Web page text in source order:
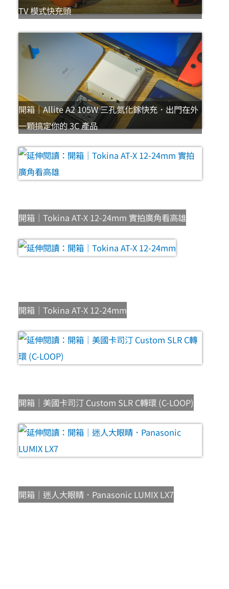
TV 模式快充頭
開箱｜Allite A2 105W 三孔氮化鎵快充．出門在外
一顆搞定你的 3C 產品
開箱｜Tokina AT-X 12-24mm 實拍廣角看高雄
開箱｜Tokina AT-X 12-24mm
開箱｜美國卡司汀 Custom SLR C轉環 (C-LOOP)
開箱｜迷人大眼睛．Panasonic LUMIX LX7